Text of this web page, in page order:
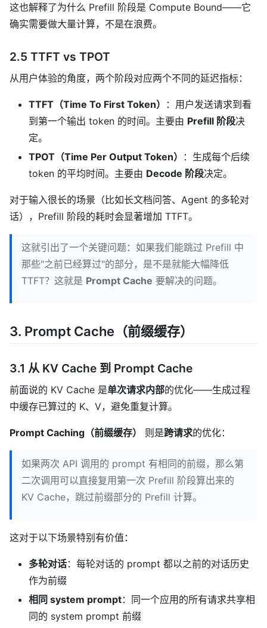
这也解释了为什么 Prefill 阶段是 Compute Bound——它
确实需要做大量计算，不是在浪费。
2.5 TTFT vs TPOT
从用户体验的角度，两个阶段对应两个不同的延迟指标：
TTFT（Time To First Token）
：用户发送请求到看
到第一个输出 token 的时间。主要由 Prefill 阶段决
定。
TPOT（Time Per Output Token）
：生成每个后续
token 的平均时间。主要由 Decode 阶段决定。
对于输入很长的场景（比如长文档问答、Agent 的多轮对
话），Prefill 阶段的耗时会显著增加 TTFT。
这就引出了一个关键问题：如果我们能跳过 Prefill 中
那些"之前已经算过"的部分，是不是就能大幅降低
TTFT？这就是 Prompt Cache 要解决的问题。
3. Prompt Cache（前缀缓存）
3.1 从 KV Cache 到 Prompt Cache
前面说的 KV Cache 是单次请求内部的优化——生成过程
中缓存已算过的 K、V，避免重复计算。
Prompt Caching（前缀缓存） 则是跨请求的优化：
如果两次 API 调用的 prompt 有相同的前缀，那么第
二次调用可以直接复用第一次 Prefill 阶段算出来的
KV Cache，跳过前缀部分的 Prefill 计算。
这对于以下场景特别有价值：
多轮对话：每轮对话的 prompt 都以之前的对话历史
作为前缀
相同 system prompt：同一个应用的所有请求共享相
同的 system prompt 前缀